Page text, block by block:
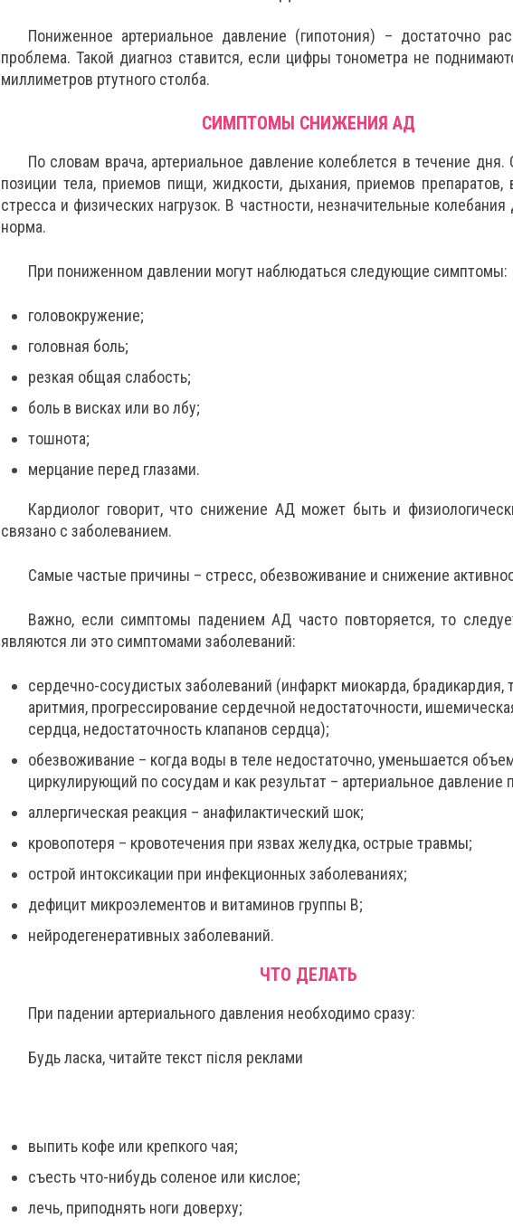
Пониженное артериальное давление (гипотония) – достаточно
проблема. Такой диагноз ставится, если цифры тонометра не
миллиметров ртутного столба.
СИМПТОМЫ СНИЖЕНИЯ АД
По словам врача, артериальное давление колеблется в течение дня.
позиции тела, приемов пищи, жидкости, дыхания, приемов препаратов,
стресса и физических нагрузок. В частности, незначительные
норма.
При пониженном давлении могут наблюдаться следующие симптомы:
головокружение;
головная боль;
резкая общая слабость;
боль в висках или во лбу;
тошнота;
мерцание перед глазами.
Кардиолог говорит, что снижение АД может быть и
связано с заболеванием.
Самые частые причины – стресс, обезвоживание и снижение
Важно, если симптомы падением АД часто повторяется, то
являются ли это симптомами заболеваний:
сердечно-сосудистых заболеваний (инфаркт миокарда, брадикардия,
аритмия, прогрессирование сердечной недостаточности,
сердца, недостаточность клапанов сердца);
обезвоживание – когда воды в теле недостаточно, уменьшается
циркулирующий по сосудам и как результат – артериальное давление
аллергическая реакция – анафилактический шок;
кровопотеря – кровотечения при язвах желудка, острые травмы;
острой интоксикации при инфекционных заболеваниях;
дефицит микроэлементов и витаминов группы В;
нейродегенеративных заболеваний.
ЧТО ДЕЛАТЬ
При падении артериального давления необходимо сразу:
Будь ласка, читайте текст після реклами
выпить кофе или крепкого чая;
съесть что-нибудь соленое или кислое;
лечь, приподнять ноги доверху;